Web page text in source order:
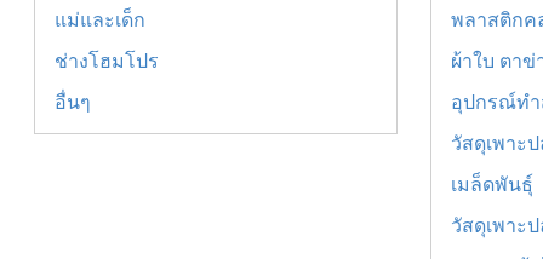
แม่และเด็ก
ช่างโฮมโปร
อื่นๆ
พลาสติกค
ผ้าใบ ตาข่
อุปกรณ์ท
วัสดุเพาะ
เมล็ดพันธุ์
วัสดุเพาะ